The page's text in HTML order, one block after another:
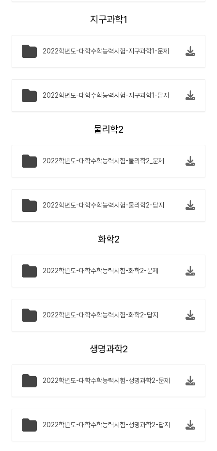
지구과학1
2022학년도-대학수학능력시험-지구과학1-문제
2022학년도-대학수학능력시험-지구과학1-답지
물리학2
2022학년도-대학수학능력시험-물리학2_문제
2022학년도-대학수학능력시험-물리학2-답지
화학2
2022학년도-대학수학능력시험-화학2-문제
2022학년도-대학수학능력시험-화학2-답지
생명과학2
2022학년도-대학수학능력시험-생명과학2-문제
2022학년도-대학수학능력시험-생명과학2-답지